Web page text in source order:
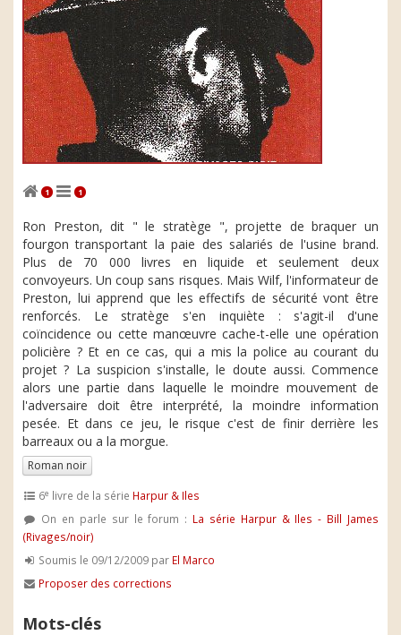
1 1
Ron Preston, dit " le stratège ", projette de braquer un
fourgon transportant la paie des salariés de l'usine brand.
Plus de 70 000 livres en liquide et seulement deux
convoyeurs. Un coup sans risques. Mais Wilf, l'informateur de
Preston, lui apprend que les effectifs de sécurité vont être
renforcés. Le stratège s'en inquiète : s'agit-il d'une
coïncidence ou cette manœuvre cache-t-elle une opération
policière ? Et en ce cas, qui a mis la police au courant du
projet ? La suspicion s'installe, le doute aussi. Commence
alors une partie dans laquelle le moindre mouvement de
l'adversaire doit être interprété, la moindre information
pesée. Et dans ce jeu, le risque c'est de finir derrière les
barreaux ou a la morgue.
Roman noir
6e livre de la série Harpur & Iles
On en parle sur le forum : La série Harpur & Iles - Bill James
(Rivages/noir)
Soumis le 09/12/2009 par El Marco
Proposer des corrections
Mots-clés